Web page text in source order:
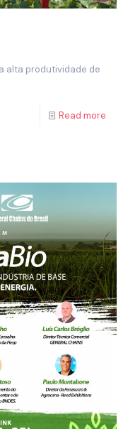
alta produtividade de
Read more